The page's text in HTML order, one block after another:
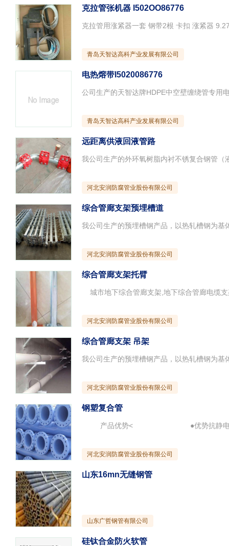
克拉管张机器 I502OO86776
克拉管用涨紧器一套 钢带2根 卡扣 涨紧器
青岛天智达高科产业发展有限公司
电热熔带I5020086776
青岛天智达高科产业发展有限公司
远距离供液回液管路
河北安润防腐管业股份有限公司
综合管廊支架预埋槽道
河北安润防腐管业股份有限公司
综合管廊支架托臂
河北安润防腐管业股份有限公司
综合管廊支架 吊架
河北安润防腐管业股份有限公司
钢塑复合管
河北安润防腐管业股份有限公司
山东16mn无缝钢管
山东广哲钢管有限公司
硅钛合金防火软管